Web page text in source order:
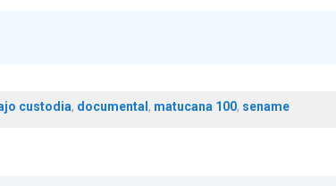
custodia, documental , matucana 100, sename